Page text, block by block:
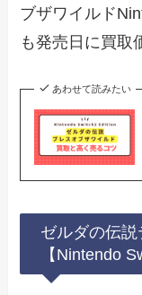
ブザワイルド
も発売日に買取
あわせて読みたい
ゼルダの伝
【Nintendo